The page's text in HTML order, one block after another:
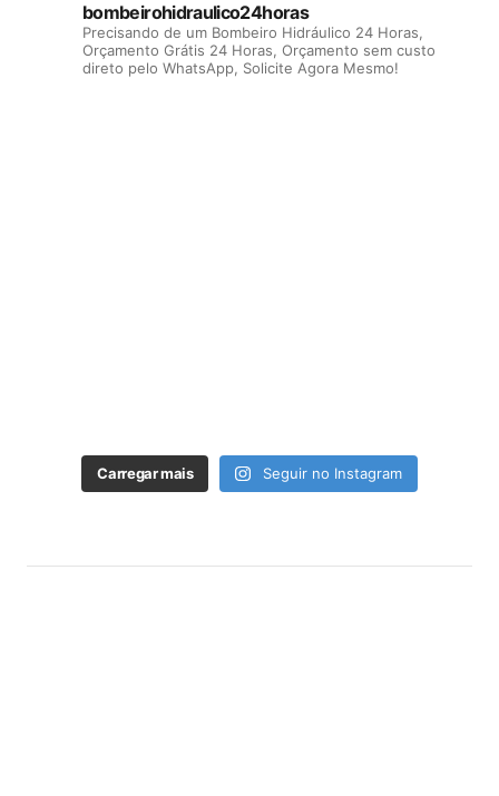
bombeirohidraulico24horas
Precisando de um Bombeiro Hidráulico 24 Horas,
Orçamento Grátis 24 Horas, Orçamento sem custo
direto pelo WhatsApp, Solicite Agora Mesmo!
Carregar mais Seguir no Instagram